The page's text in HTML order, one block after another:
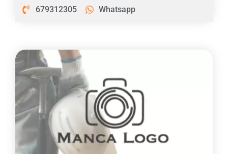
679312305 Whatsapp